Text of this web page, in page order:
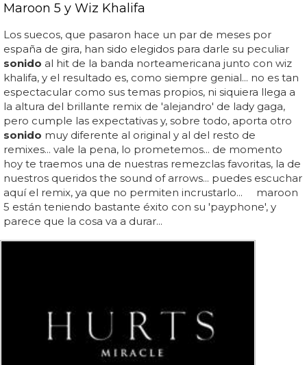
Maroon 5 y Wiz Khalifa
Los suecos, que pasaron hace un par de meses por
españa de gira, han sido elegidos para darle su peculiar
sonido al hit de la banda norteamericana junto con wiz
khalifa, y el resultado es, como siempre genial... no es tan
espectacular como sus temas propios, ni siquiera llega a
la altura del brillante remix de 'alejandro' de lady gaga,
pero cumple las expectativas y, sobre todo, aporta otro
sonido muy diferente al original y al del resto de
remixes... vale la pena, lo prometemos... de momento
hoy te traemos una de nuestras remezclas favoritas, la de
nuestros queridos the sound of arrows... puedes escuchar
aquí el remix, ya que no permiten incrustarlo... maroon
5 están teniendo bastante éxito con su 'payphone', y
parece que la cosa va a durar...